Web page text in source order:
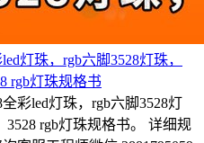
灯珠，rgb六脚3528灯珠，
rgb灯珠规格书
彩led灯珠，rgb六脚3528灯
3528 rgb灯珠规格书。 详细规